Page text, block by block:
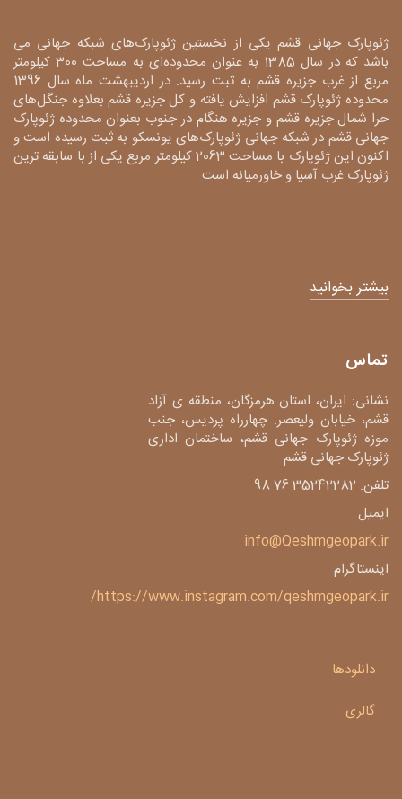
ژئوپارک جهانی قشم یکی از نخستین ژئوپارک‌های شبکه جهانی می
باشد که در سال 1385 به عنوان محدوده‌ای به مساحت 300 کیلومتر
مربع از غرب جزیره قشم به ثبت رسید. در اردیبهشت ماه سال 1396
محدوده ژئوپارک قشم افزایش یافته و کل جزیره قشم بعلاوه جنگل‌های
حرا شمال جزیره قشم و جزیره هنگام در جنوب بعنوان محدوده ژئوپارک
جهانی قشم در شبکه جهانی ژئوپارک‌های یونسکو به ثبت رسیده است و
اکنون این ژئوپارک با مساحت 2063 کیلومتر مربع یکی از با سابقه ترین
ژئوپارک غرب آسیا و خاورمیانه است
بیشتر بخوانید
تماس
نشانی: ایران، استان هرمزگان، منطقه ی آزاد
قشم، خیابان ولیعصر. چهارراه پردیس، جنب
موزه ژئوپارک جهانی قشم، ساختمان اداری
ژئوپارک جهانی قشم
تلفن: 35242282 76 98
ایمیل
info@Qeshmgeopark.ir
اینستاگرام
https://www.instagram.com/qeshmgeopark.ir/
دانلودها
گالری